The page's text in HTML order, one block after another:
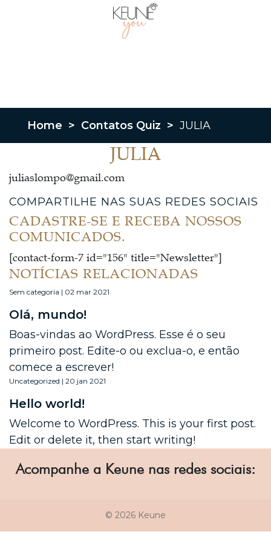
Home > Contatos Quiz > JULIA
JULIA
juliaslompo@gmail.com
COMPARTILHE NAS SUAS REDES SOCIAIS
CADASTRE-SE E RECEBA NOSSOS
COMUNICADOS.
[contact-form-7 id="156" title="Newsletter"]
NOTÍCIAS RELACIONADAS
Sem categoria | 02 mar 2021
Olá, mundo!
Boas-vindas ao WordPress. Esse é o seu
primeiro post. Edite-o ou exclua-o, e então
comece a escrever!
Uncategorized | 20 jan 2021
Hello world!
Welcome to WordPress. This is your first post.
Edit or delete it, then start writing!
Acompanhe a Keune nas redes sociais:
© 2026 Keune